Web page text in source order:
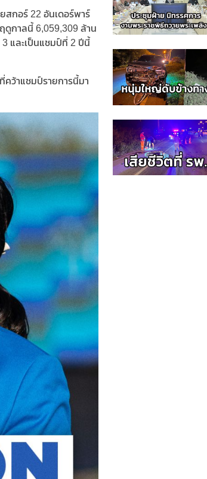
สกอร์ 22 อันเดอร์พาร์
ดูกาลนี้ 6,059,309 ล้าน
และเป็นแชมป์ที่ 2 ปีนี้
คว้าแชมป์รายการนี้มา